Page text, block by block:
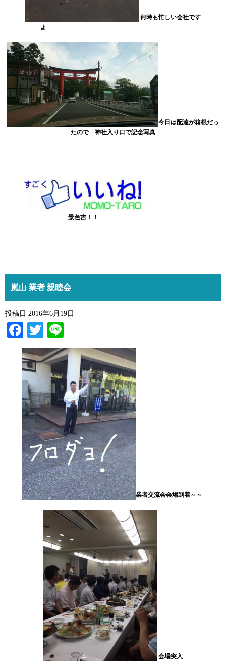
何時も忙しい会社です
よ
今日は配達が箱根だっ
たので 神社入り口で記念写真
景色吉！！
嵐山 業者 親睦会
投稿日 2016年6月19日
Facebook
Twitter
業者交流会会場到着～～
会場突入